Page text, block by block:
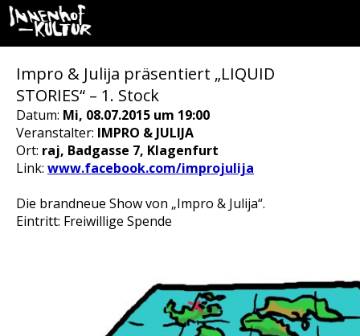
Impro & Julija präsentiert „LIQUID
STORIES“ – 1. Stock
Datum: Mi, 08.07.2015 um 19:00
Veranstalter: IMPRO & JULIJA
Ort: raj, Badgasse 7, Klagenfurt
Link: www.facebook.com/improjulija
Die brandneue Show von „Impro & Julija“.
Eintritt: Freiwillige Spende